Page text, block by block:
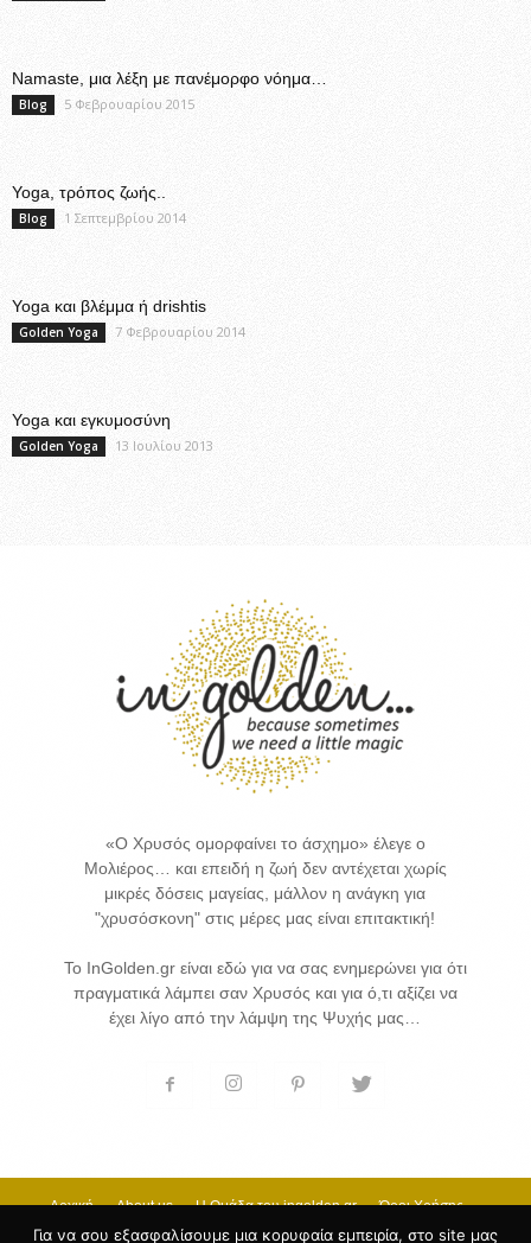
Namaste, μια λέξη με πανέμορφο νόημα…
Blog 5 Φεβρουαρίου 2015
Yoga, τρόπος ζωής..
Blog 1 Σεπτεμβρίου 2014
Yoga και βλέμμα ή drishtis
Golden Yoga 7 Φεβρουαρίου 2014
Yoga και εγκυμοσύνη
Golden Yoga 13 Ιουλίου 2013
«Ο Χρυσός ομορφαίνει το άσχημο» έλεγε ο
Μολιέρος… και επειδή η ζωή δεν αντέχεται χωρίς
μικρές δόσεις μαγείας, μάλλον η ανάγκη για
"χρυσόσκονη" στις μέρες μας είναι επιτακτική!
Το InGolden.gr είναι εδώ για να σας ενημερώνει για ότι
πραγματικά λάμπει σαν Χρυσός και για ό,τι αξίζει να
έχει λίγο από την λάμψη της Ψυχής μας…
Αρχική About us H Ομάδα του ingolden.gr
Όροι Χρήσης
Επικοινωνία
Για να σου εξασφαλίσουμε μια κορυφαία εμπειρία, στο site μας